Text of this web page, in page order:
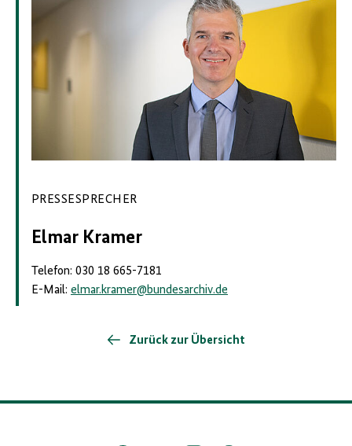
PRESSESPRECHER
Elmar Kramer
Telefon: 030 18 665-7181
E-Mail: elmar.kramer@bundesarchiv.de
Zurück zur Übersicht